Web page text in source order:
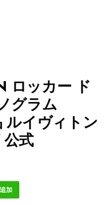
ロッカー ド
グラム
イヴィトン
式
加